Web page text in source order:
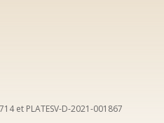
et PLATESV-D-2021-001867